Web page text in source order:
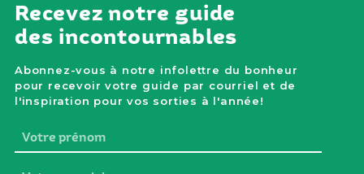
Recevez notre guide
des incontournables
Abonnez-vous à notre infolettre du bonheur
pour recevoir votre guide par courriel et de
l'inspiration pour vos sorties à l'année!
Votre
prénom